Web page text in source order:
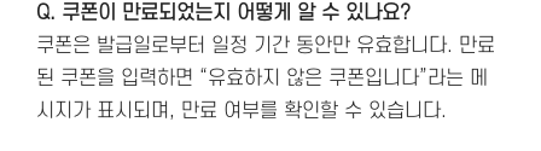
Q. 쿠폰이 만료되었는지 어떻게 알 수 있나요?
쿠폰은 발급일로부터 일정 기간 동안만 유효합니다. 만료
된 쿠폰을 입력하면 “유효하지 않은 쿠폰입니다”라는 메
시지가 표시되며, 만료 여부를 확인할 수 있습니다.